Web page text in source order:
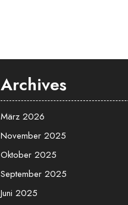
Archives
März 2026
November 2025
Oktober 2025
September 2025
Juni 2025